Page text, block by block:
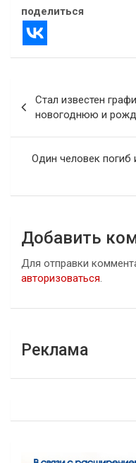
поделиться
по
записям
Стал известен
новогоднюю и
Один человек погиб
Добавить
Для отправки
авторизоваться.
Реклама